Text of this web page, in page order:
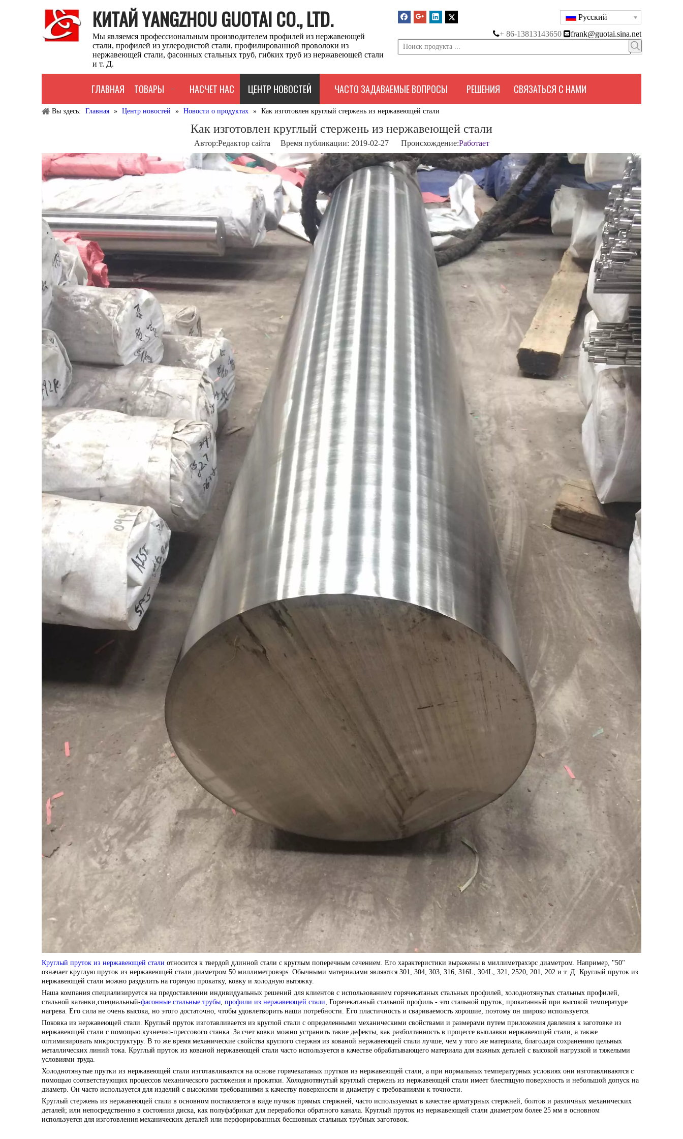
КИТАЙ YANGZHOU GUOTAI CO., LTD.
Мы являемся профессиональным производителем профилей из нержавеющей
стали, профилей из углеродистой стали, профилированной проволоки из
нержавеющей стали, фасонных стальных труб, гибких труб из нержавеющей стали
и т. Д.
Pусский
+ 86-13813143650 frank@guotai.sina.net
ГЛАВНАЯ ТОВАРЫ НАСЧЕТ НАС ЦЕНТР НОВОСТЕЙ ЧАСТО ЗАДАВАЕМЫЕ ВОПРОСЫ РЕШЕНИЯ СВЯЗАТЬСЯ С НАМИ
Вы здесь: Главная » Центр новостей » Новости о продуктах » Как изготовлен круглый стержень из нержавеющей стали
Как изготовлен круглый стержень из нержавеющей стали
Автор:Pедактор сайта Время публикации: 2019-02-27 Происхождение:Работает
Круглый пруток из нержавеющей стали относится к твердой длинной стали с круглым поперечным сечением. Его характеристики выражены в миллиметрахэрс диаметром. Например, "50"
означает круглую пруток из нержавеющей стали диаметром 50 миллиметровэрs. Обычными материалами являются 301, 304, 303, 316, 316L, 304L, 321, 2520, 201, 202 и т. Д. Круглый пруток из
нержавеющей стали можно разделить на горячую прокатку, ковку и холодную вытяжку.
Наша компания специализируется на предоставлении индивидуальных решений для клиентов с использованием горячекатаных стальных профилей, холоднотянутых стальных профилей,
стальной катанки,специальный-фасонные стальные трубы, профили из нержавеющей стали, Горячекатаный стальной профиль - это стальной пруток, прокатанный при высокой температуре
нагрева. Его сила не очень высока, но этого достаточно, чтобы удовлетворить наши потребности. Его пластичность и свариваемость хорошие, поэтому он широко используется.
Поковка из нержавеющей стали. Круглый пруток изготавливается из круглой стали с определенными механическими свойствами и размерами путем приложения давления к заготовке из
нержавеющей стали с помощью кузнечно-прессового станка. За счет ковки можно устранить такие дефекты, как разболтанность в процессе выплавки нержавеющей стали, а также
оптимизировать микроструктуру. В то же время механические свойства круглого стержня из кованой нержавеющей стали лучше, чем у того же материала, благодаря сохранению цельных
металлических линий тока. Круглый пруток из кованой нержавеющей стали часто используется в качестве обрабатывающего материала для важных деталей с высокой нагрузкой и тяжелыми
условиями труда.
Холоднотянутые прутки из нержавеющей стали изготавливаются на основе горячекатаных прутков из нержавеющей стали, а при нормальных температурных условиях они изготавливаются с
помощью соответствующих процессов механического растяжения и прокатки. Холоднотянутый круглый стержень из нержавеющей стали имеет блестящую поверхность и небольшой допуск на
диаметр. Он часто используется для изделий с высокими требованиями к качеству поверхности и диаметру с требованиями к точности.
Круглый стержень из нержавеющей стали в основном поставляется в виде пучков прямых стержней, часто используемых в качестве арматурных стержней, болтов и различных механических
деталей; или непосредственно в состоянии диска, как полуфабрикат для переработки обратного канала. Круглый пруток из нержавеющей стали диаметром более 25 мм в основном
используется для изготовления механических деталей или перфорированных бесшовных стальных трубных заготовок.